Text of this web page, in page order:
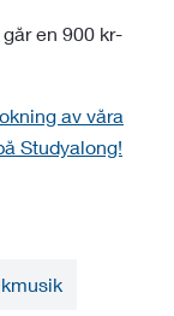
en 900 kr-
av våra
Studyalong!